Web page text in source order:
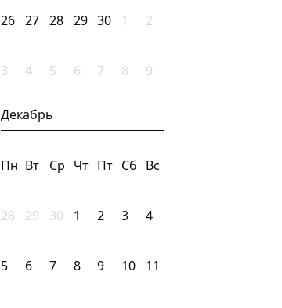
26 27 28 29 30 1 2
3 4 5 6 7 8 9
Декабрь
Пн Вт Ср Чт Пт Сб Вс
28 29 30 1 2 3 4
5 6 7 8 9 10 11